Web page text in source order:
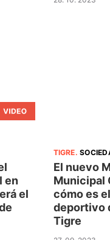
en
el
TIGRE.
El nuevo
Municipal
cómo es
deportivo
Tigre